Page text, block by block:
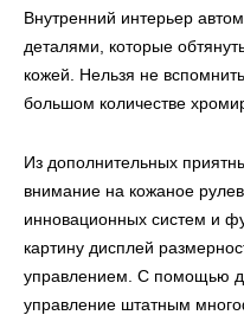
Внутренний интерьер
деталями, которые
кожей. Нельзя не
большом количестве
Из дополнительных
внимание на кожаное
инновационных систем и
картину дисплей
управлением. С помощью
управление штатным